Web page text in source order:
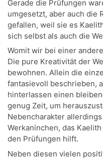
Gerade die Prüfungen
umgesetzt, aber auch die
gefallen, weil sie es
sich selbst als auch die
Womit wir bei einer
Die pure Kreativität der
bewohnen. Allein die
fantasievoll beschrieben,
hinterlassen einen
genug Zeit, um
Nebencharakter
Werkaninchen, das
den Prüfungen hilft.
Neben diesen vielen